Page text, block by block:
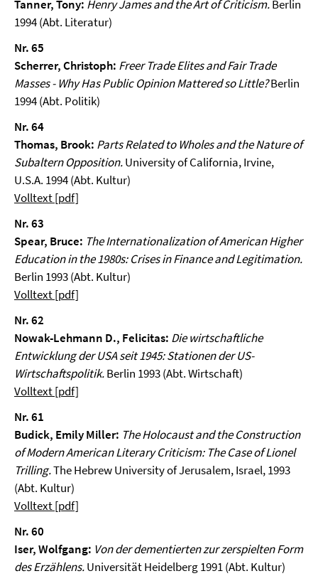
Tanner, Tony: Henry James and the Art of Criticism.Berlin
1994 (Abt. Literatur)
Nr. 65
Scherrer, Christoph: Freer Trade Elites and Fair Trade
Masses - Why Has Public Opinion Mattered so Little?Berlin
1994 (Abt. Politik)
Nr. 64
Thomas, Brook: Parts Related to Wholes and the Nature of
Subaltern Opposition.University of California, Irvine,
U.S.A. 1994 (Abt. Kultur)
Volltext [pdf]
Nr. 63
Spear, Bruce: The Internationalization of American Higher
Education in the 1980s: Crises in Finance and Legitimation.
Berlin 1993 (Abt. Kultur)
Volltext [pdf]
Nr. 62
Nowak-Lehmann D., Felicitas: Die wirtschaftliche
Entwicklung der USA seit 1945: Stationen der US-
Wirtschaftspolitik.Berlin 1993 (Abt. Wirtschaft)
Volltext [pdf]
Nr. 61
Budick, Emily Miller: The Holocaust and the Construction
of Modern American Literary Criticism: The Case of Lionel
Trilling.The Hebrew University of Jerusalem, Israel, 1993
(Abt. Kultur)
Volltext [pdf]
Nr. 60
Iser, Wolfgang: Von der dementierten zur zerspielten Form
des Erzählens.Universität Heidelberg 1991 (Abt. Kultur)